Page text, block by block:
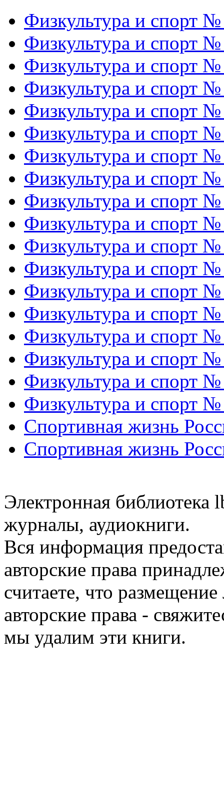
Физкультура и спорт
Физкультура и спорт
Физкультура и спорт
Физкультура и спорт
Физкультура и спорт
Физкультура и спорт
Физкультура и спорт
Физкультура и спорт
Физкультура и спорт
Физкультура и спорт
Физкультура и спорт
Физкультура и спорт
Физкультура и спорт
Физкультура и спорт
Физкультура и спорт
Физкультура и спорт
Физкультура и спорт
Физкультура и спорт
Спортивная жизнь
Спортивная жизнь
Электронная библиотека
журналы, аудиокниги.
Вся информация
авторские права
считаете, что
авторские права -
мы удалим эти книги.